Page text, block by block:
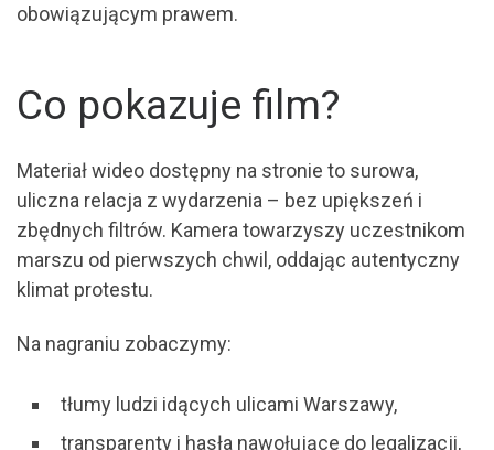
obowiązującym prawem.
Co pokazuje film?
Materiał wideo dostępny na stronie to surowa,
uliczna relacja z wydarzenia – bez upiększeń i
zbędnych filtrów. Kamera towarzyszy uczestnikom
marszu od pierwszych chwil, oddając autentyczny
klimat protestu.
Na nagraniu zobaczymy:
tłumy ludzi idących ulicami Warszawy,
transparenty i hasła nawołujące do legalizacji,